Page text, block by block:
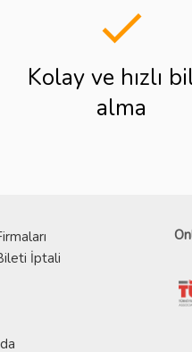
done
Kolay ve hızlı
alma
İptali